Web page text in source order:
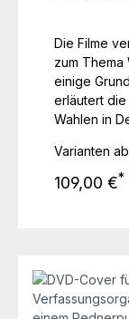
Die Filme
zum Thema
einige
erläutert
Wahlen in
beiden
Filme sind
aufbereitet.
bauen
Varianten ab
Regulärer
109,00 €*